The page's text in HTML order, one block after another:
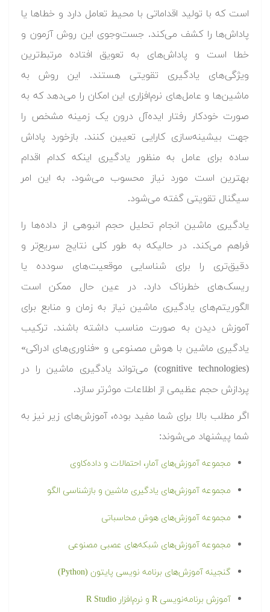
است که با تولید اقداماتی با محیط تعامل دارد و خطاها یا
پاداش‌ها را کشف می‌کند. جست‌و‌جوی این روش آزمون و
خطا است و پاداش‌های به تعویق افتاده مرتبط‌ترین
ویژگی‌های یادگیری تقویتی هستند. این روش به
ماشین‌ها و عامل‌های نرم‌افزاری این امکان را می‌دهد که به
صورت خودکار رفتار ایده‌آل درون یک زمینه مشخص را
جهت بیشینه‌سازی کارایی تعیین کنند. بازخورد پاداش
ساده برای عامل به منظور یادگیری اینکه کدام اقدام
بهترین است مورد نیاز محسوب می‌شود. به این امر
سیگنال تقویتی گفته می‌شود.
یادگیری ماشین انجام تحلیل حجم انبوهی از داده‌ها را
فراهم می‌کند. در حالیکه به طور کلی نتایج سریع‌تر و
دقیق‌تری را برای شناسایی موقعیت‌های سودده یا
ریسک‌های خطرناک دارد. در عین حال ممکن است
الگوریتم‌های یادگیری ماشین نیاز به زمان و منابع برای
آموزش دیدن به صورت مناسب داشته باشند. ترکیب
یادگیری ماشین با هوش مصنوعی و «فناوری‌های ادراکی»
(cognitive technologies) می‌تواند یادگیری ماشین را در
پردازش حجم عظیمی از اطلاعات موثرتر سازد.
اگر مطلب بالا برای شما مفید بوده، آموزش‌های زیر نیز به
شما پیشنهاد می‌شوند:
مجموعه آموزش‌های آمار، احتمالات و داده‌کاوی
مجموعه آموزش‌های یادگیری ماشین و بازشناسی الگو
مجموعه آموزش‌های هوش محاسباتی
مجموعه آموزش‌های شبکه‌های عصبی مصنوعی
گنجینه آموزش‌های برنامه نویسی پایتون (Python)
آموزش برنامه‌نویسی R و نرم‌افزار R Studio